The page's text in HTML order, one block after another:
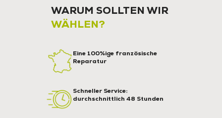
WARUM SOLLTEN WIR
WÄHLEN?
Eine 100%ige französische
Reparatur
Schneller Service:
durchschnittlich 48 Stunden